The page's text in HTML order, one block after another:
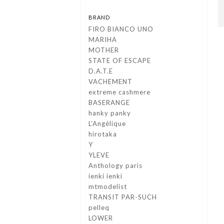
BRAND
FIRO BIANCO UNO
MARIHA
MOTHER
STATE OF ESCAPE
D.A.T.E
VACHEMENT
extreme cashmere
BASERANGE
hanky panky
L’Angélique
hirotaka
Y
YLEVE
Anthology paris
ienki ienki
mtmodelist
TRANSIT PAR-SUCH
pelleq
LOWER